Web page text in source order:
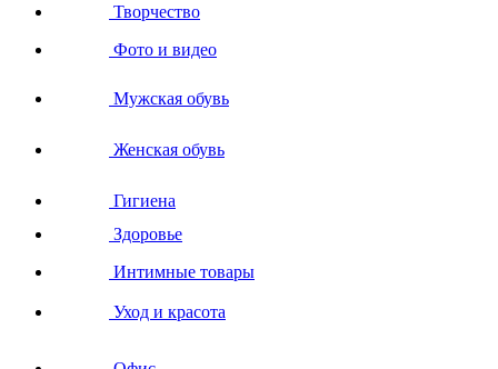
Творчество
Фото и видео
Мужская обувь
Женская обувь
Гигиена
Здоровье
Интимные товары
Уход и красота